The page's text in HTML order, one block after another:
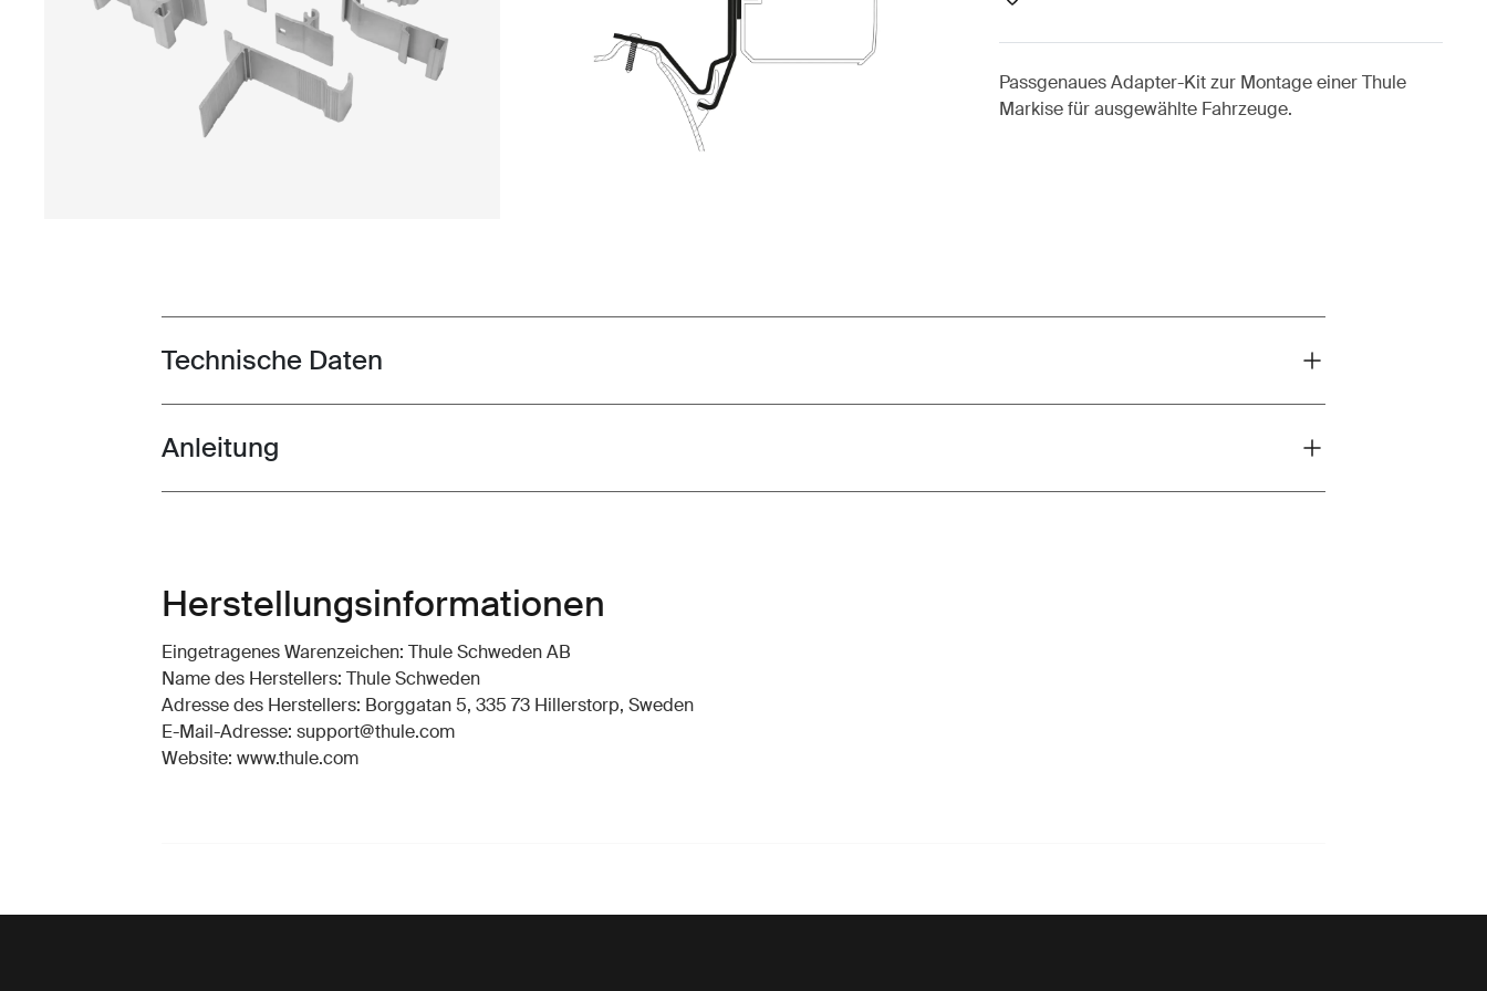
Passgenaues Adapter-Kit zur Montage einer Thule
Markise für ausgewählte Fahrzeuge.
Toggle techspec
Technische Daten
Toggle guides and instructions
Anleitung
Herstellungsinformationen
Eingetragenes Warenzeichen: Thule Schweden AB
Name des Herstellers: Thule Schweden
Adresse des Herstellers: Borggatan 5, 335 73 Hillerstorp, Sweden
E-Mail-Adresse: support@thule.com
Website: www.thule.com